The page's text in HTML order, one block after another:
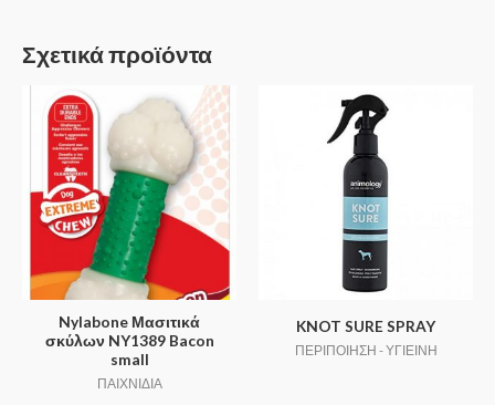
Σχετικά προϊόντα
Nylabone Μασιτικά
σκύλων NY1389 Bacon
small
ΠΑΙΧΝΙΔΙΑ
KNOT SURE SPRAY
ΠΕΡΙΠΟΙΗΣΗ - ΥΓΙΕΙΝΗ